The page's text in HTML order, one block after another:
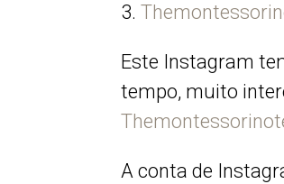
3.
Este Instagram
tempo, muito
A conta de